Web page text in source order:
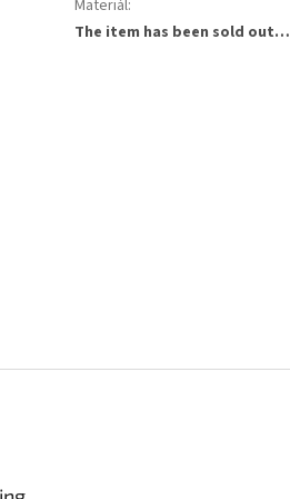
Materiál:
The item has been sold out…